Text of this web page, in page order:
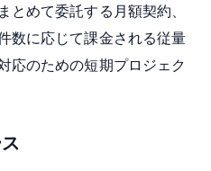
とめて委託する月額契約、
数に応じて課金される従量
応のための短期プロジェク